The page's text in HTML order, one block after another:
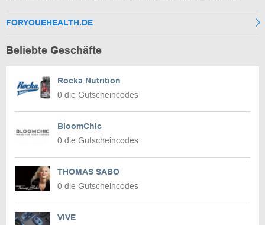
FORYOUEHEALTH.DE
Beliebte Geschäfte
Rocka Nutrition
0 die Gutscheincodes
BloomChic
0 die Gutscheincodes
THOMAS SABO
0 die Gutscheincodes
VIVE